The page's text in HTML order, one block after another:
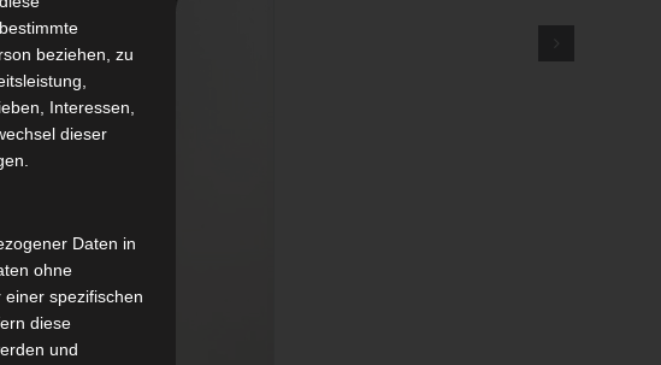
beziehen, zu
Interessen,
dieser
Daten in
ohne
spezifischen
diese
und